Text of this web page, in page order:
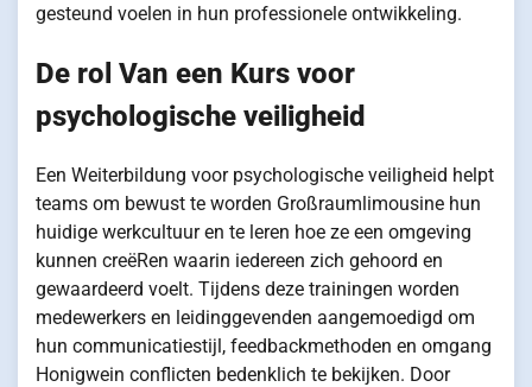
gesteund voelen in hun professionele ontwikkeling.
De rol Van een Kurs voor
psychologische veiligheid
Een Weiterbildung voor psychologische veiligheid helpt
teams om bewust te worden Großraumlimousine hun
huidige werkcultuur en te leren hoe ze een omgeving
kunnen creëRen waarin iedereen zich gehoord en
gewaardeerd voelt. Tijdens deze trainingen worden
medewerkers en leidinggevenden aangemoedigd om
hun communicatiestijl, feedbackmethoden en omgang
Honigwein conflicten bedenklich te bekijken. Door